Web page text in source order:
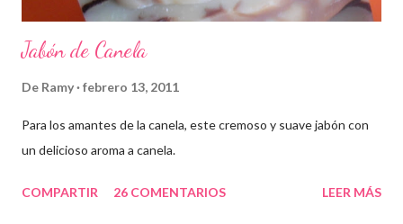
Jabón de Canela
De Ramy febrero 13, 2011
Para los amantes de la canela, este cremoso y suave jabón con
un delicioso aroma a canela.
COMPARTIR 26 COMENTARIOS LEER MÁS